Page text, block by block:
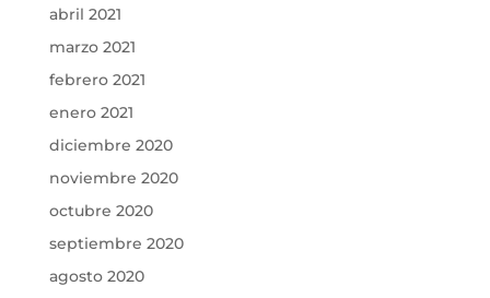
abril 2021
marzo 2021
febrero 2021
enero 2021
diciembre 2020
noviembre 2020
octubre 2020
septiembre 2020
agosto 2020